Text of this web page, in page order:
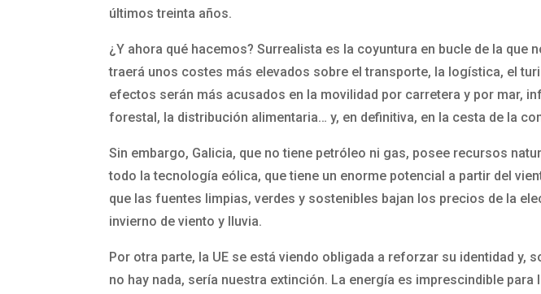
últimos treinta años.
¿Y ahora qué hacemos? Surrealista es la coyuntura en bucle de la
traerá unos costes más elevados sobre el transporte, la logística, el
efectos serán más acusados en la movilidad por carretera y por mar,
forestal, la distribución alimentaria… y, en definitiva, en la cesta de la
Sin embargo, Galicia, que no tiene petróleo ni gas, posee recursos
todo la tecnología eólica, que tiene un enorme potencial a partir del
que las fuentes limpias, verdes y sostenibles bajan los precios de la
invierno de viento y lluvia.
Por otra parte, la UE se está viendo obligada a reforzar su identidad y,
no hay nada, sería nuestra extinción. La energía es imprescindible